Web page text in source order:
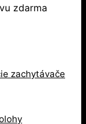
zachytávače
zdarma